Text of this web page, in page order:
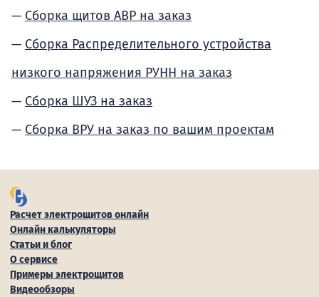
Сборка щитов АВР на заказ
Сборка Распределительного устройства
низкого напряжения РУНН на заказ
Сборка ШУЗ на заказ
Сборка ВРУ на заказ по вашим проектам
Расчет электрощитов онлайн
Онлайн калькуляторы
Статьи и блог
О сервисе
Примеры электрощитов
Видеообзоры